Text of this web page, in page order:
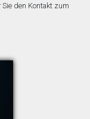
den Kontakt zum